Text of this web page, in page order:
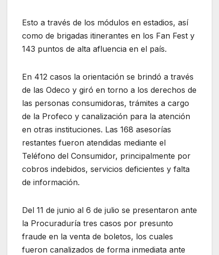
Esto a través de los módulos en estadios, así
como de brigadas itinerantes en los Fan Fest y
143 puntos de alta afluencia en el país.
En 412 casos la orientación se brindó a través
de las Odeco y giró en torno a los derechos de
las personas consumidoras, trámites a cargo
de la Profeco y canalización para la atención
en otras instituciones. Las 168 asesorías
restantes fueron atendidas mediante el
Teléfono del Consumidor, principalmente por
cobros indebidos, servicios deficientes y falta
de información.
Del 11 de junio al 6 de julio se presentaron ante
la Procuraduría tres casos por presunto
fraude en la venta de boletos, los cuales
fueron canalizados de forma inmediata ante